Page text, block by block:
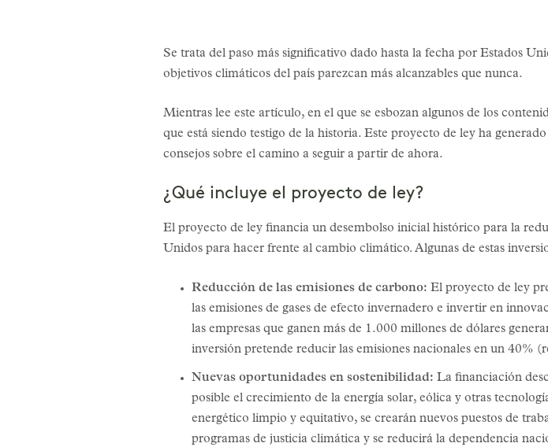
Se trata del paso más significativo dado hasta la fecha por Estados
objetivos climáticos del país parezcan más alcanzables que nunca.
Mientras lee este artículo, en el que se esbozan algunos de los
que está siendo testigo de la historia. Este proyecto de ley ha
consejos sobre el camino a seguir a partir de ahora.
¿Qué incluye el proyecto de ley?
El proyecto de ley financia un desembolso inicial histórico para la
Unidos para hacer frente al cambio climático. Algunas de estas
Reducción de las emisiones de carbono: El proyecto de ley
las emisiones de gases de efecto invernadero e invertir en
las empresas que ganen más de 1.000 millones de dólares
inversión pretende reducir las emisiones nacionales en un 40%
Nuevas oportunidades en sostenibilidad: La financiación
posible el crecimiento de la energía solar, eólica y otras
energético limpio y equitativo, se crearán nuevos puestos de
programas de justicia climática y se reducirá la dependencia